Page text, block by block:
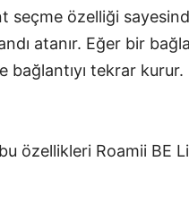
seçme özelliği
atanır. Eğer bir
tekrar kurur.
özellikleri Roamii BE